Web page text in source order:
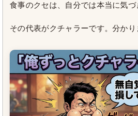
食事のクセは、自分では本当に気づ
その代表がクチャラーです。分かり